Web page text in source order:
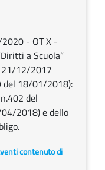
2020 - OT X -
a Scuola”
21/12/2017
del 18/01/2018):
del
2018) e dello
contenuto di